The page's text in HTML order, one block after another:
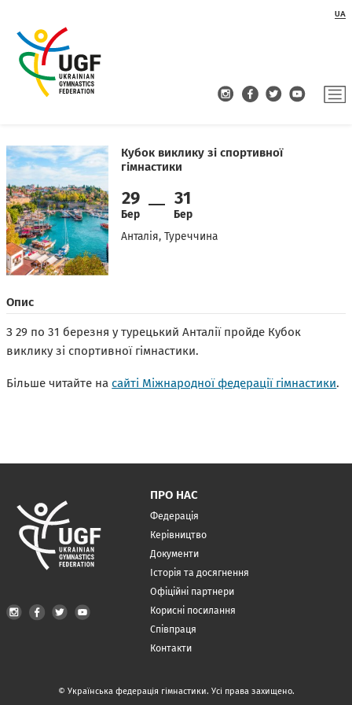
UA
Кубок виклику зі спортивної
гімнастики
29
Бер
31
Бер
Анталія, Туреччина
Опис
З 29 по 31 березня у турецький Анталії пройде Кубок
виклику зі спортивної гімнастики.
Більше читайте на сайті Міжнародної федерації гімнастики.
ПРО НАС
Федерація
Керівництво
Документи
Історія та досягнення
Офіційні партнери
Корисні посилання
Співпраця
Контакти
© Українська федерація гімнастики. Усі права захищено.